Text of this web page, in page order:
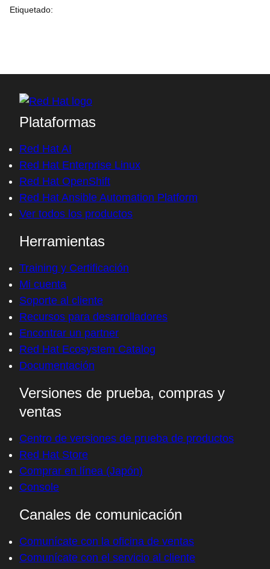
Etiquetado:
Plataformas
Red Hat AI
Red Hat Enterprise Linux
Red Hat OpenShift
Red Hat Ansible Automation Platform
Ver todos los productos
Herramientas
Training y Certificación
Mi cuenta
Soporte al cliente
Recursos para desarrolladores
Encontrar un partner
Red Hat Ecosystem Catalog
Documentación
Versiones de prueba, compras y
ventas
Centro de versiones de prueba de productos
Red Hat Store
Comprar en línea (Japón)
Console
Canales de comunicación
Comunícate con la oficina de ventas
Comunícate con el servicio al cliente